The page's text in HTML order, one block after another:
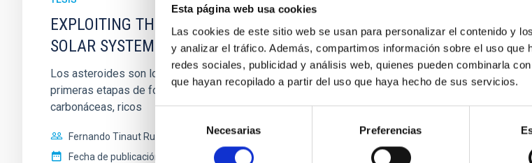
Esta página web usa cookies
Las cookies de este sitio web se usan para personalizar el contenido y
y analizar el tráfico. Además, compartimos información sobre el uso que
redes sociales, publicidad y análisis web, quienes pueden combinarla
que hayan recopilado a partir del uso que haya hecho de sus servicios.
consentimiento
Necesarias Preferencias
EXPLOITING THE NEAR-ULTRAVIOLET AS A DIAGNOSTIC TOOL FOR
SOLAR SYSTEM
Los asteroides son los escombros resultantes de la formación planetaria en el Sistema Solar,
primeras etapas de formación de nuestro sistema planetario. De entre ellos, los primitivos son
carbonáceas, ricos
Fernando Tinaut Ruano
Fecha de publicación: